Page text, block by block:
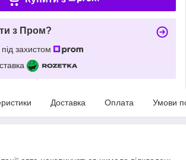
з Пром?
захистом
Доставка Оплата Умови